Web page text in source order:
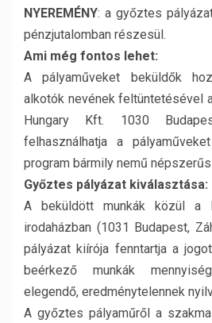
NYEREMÉNY: a győztes
pénzjutalomban részesül.
Ami még fontos lehet:
A pályaműveket beküldők
alkotók nevének feltüntetésével
Hungary Kft. 1030
felhasználhatja a
program bármily nemű
Győztes pályázat kiválasztása:
A beküldött munkák közül a
irodaházban (1031 Budapest,
pályázat kiírója fenntartja a
beérkező munkák
elegendő, eredménytelennek
A győztes pályaműről a